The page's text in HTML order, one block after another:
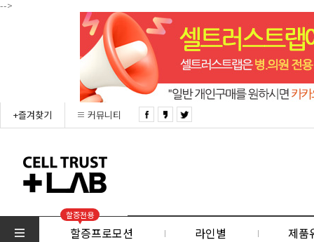
-->
+즐겨찾기 커뮤니티
할증전용
할증프로모션 라인별 제품